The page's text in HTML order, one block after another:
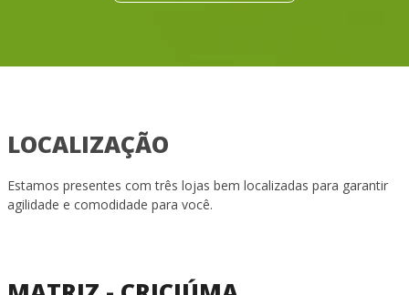
LOCALIZAÇÃO
Estamos presentes com três lojas bem localizadas para garantir
agilidade e comodidade para você.